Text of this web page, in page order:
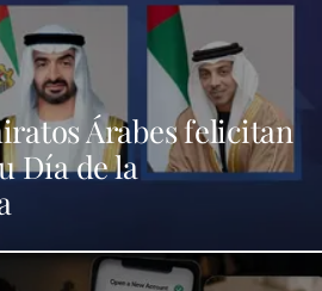
Árabes felicitan
Día de la